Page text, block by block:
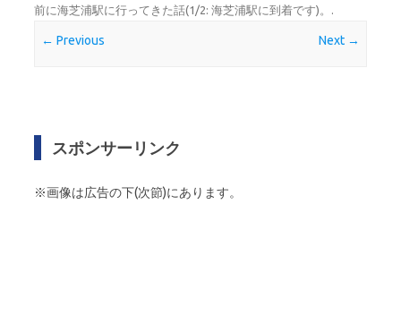
前に海芝浦駅に行ってきた話(1/2: 海芝浦駅に到着です)。 .
← Previous Next →
スポンサーリンク
※画像は広告の下(次節)にあります。